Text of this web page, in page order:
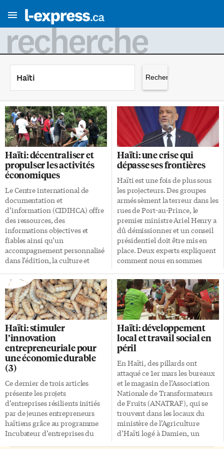
recherche
Haïti: décentraliser et
propulser les activités
économiques
Le Centre international de
documentation et
d’information (CIDIHCA) offre
des ressources, des
informations objectives et
fiables ainsi qu’un
accompagnement personnalisé
dans l’édition, la culture et
depuis bientôt 40 ans. C’est
dans le cadre de ses activités
spécifiquement dédiées à
appuyer l’entrepreneuriat que
le CIDIHCA a démarré un
programme de formation en
2018. Livré en créole haïtien
auprès de nombreux groupes
d’entrepreneurs et de futurs
entrepreneurs haïtiens,
hommes et femmes. Malgré la
crise et le chaos à Port-au-
Prince, le programme se
poursuit actuellement sur
WhatsApp auprès de 96
entrepreneur.es basé.es dans la
zone de Férié-Ouanaminthe,
Haïti: une crise qui
dépasse ses frontières
Haïti est une fois de plus sous
les projecteurs. Des groupes
armés sèment la terreur dans les
rues de Port-au-Prince, le
premier ministre Ariel Henry a
dû démissionner et un conseil
présidentiel doit être mis en
place. Deux experts expliquent
comment nous en sommes
de la communauté
internationale. Pour le
président du conseil
d’administration du Centre
international de
documentation et
d’information haïtienne,
caribéenne et afro-canadienne
(CIDIHCA), Frantz Voltaire, il
faut remonter dans le temps
afin de comprendre la situation
qui se déroule en Haïti, plus
exactement en 2010. Malgré le
tremblement de terre qui […]
Haïti: stimuler
l’innovation
entrepreneuriale pour
une économie durable
(3)
Ce dernier de trois articles
présente les projets
d’entreprises résilients initiés
par de jeunes entrepreneurs
haïtiens grâce au programme
Incubateur d’entreprises du
Haïti: développement
local et travail social en
péril
En Haïti, des pillards ont
attaqué ce 1er mars les bureaux
et le magasin de l’Association
Nationale de Transformateurs
de Fruits (ANATRAF), qui se
trouvent dans les locaux du
ministère de l’Agriculture
d’Haïti logé à Damien, un